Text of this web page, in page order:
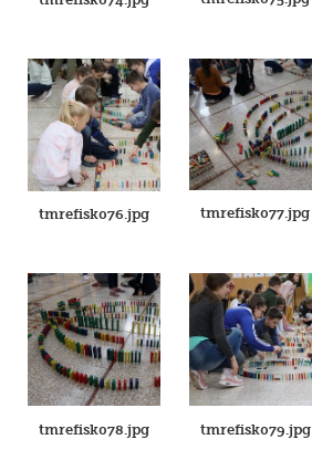
tmrefisk076.jpg tmrefisk077.jpg
tmrefisk078.jpg tmrefisk079.jpg